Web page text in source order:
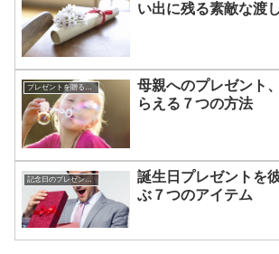
い出に残る素敵な渡
プレゼントを贈るコツ
母親へのプレゼント
らえる７つの方法
記念日のプレゼントを贈るコツ
誕生日プレゼントを
ぶ７つのアイテム